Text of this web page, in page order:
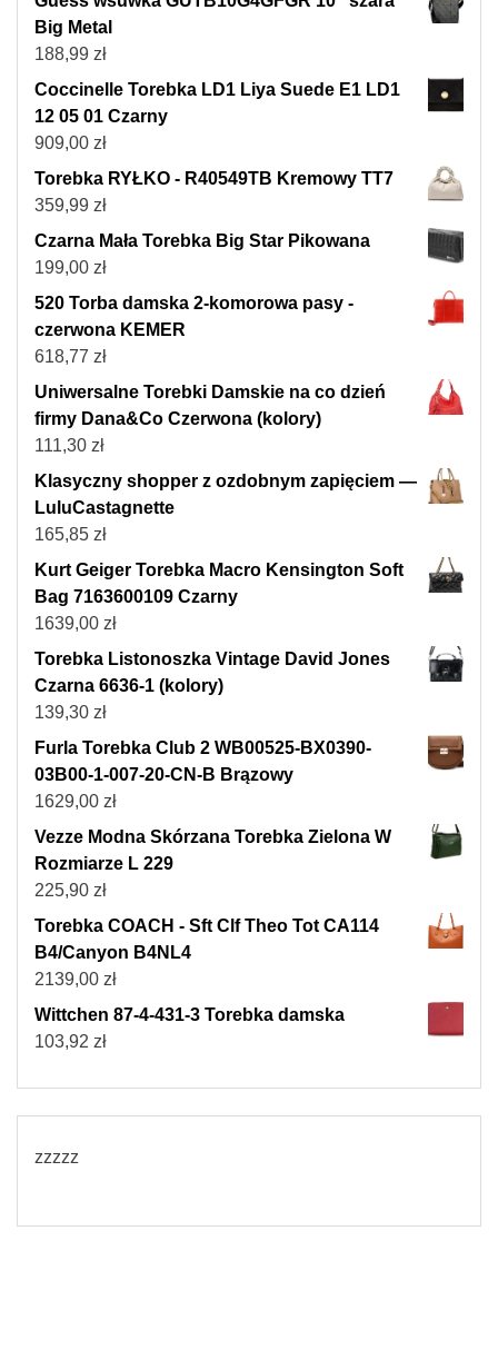
Big Metal
188,99 zł
Coccinelle Torebka LD1 Liya Suede E1 LD1
12 05 01 Czarny
909,00 zł
Torebka RYŁKO - R40549TB Kremowy TT7
359,99 zł
Czarna Mała Torebka Big Star Pikowana
199,00 zł
520 Torba damska 2-komorowa pasy -
czerwona KEMER
618,77 zł
Uniwersalne Torebki Damskie na co dzień
firmy Dana&Co Czerwona (kolory)
111,30 zł
Klasyczny shopper z ozdobnym zapięciem —
LuluCastagnette
165,85 zł
Kurt Geiger Torebka Macro Kensington Soft
Bag 7163600109 Czarny
1639,00 zł
Torebka Listonoszka Vintage David Jones
Czarna 6636-1 (kolory)
139,30 zł
Furla Torebka Club 2 WB00525-BX0390-
03B00-1-007-20-CN-B Brązowy
1629,00 zł
Vezze Modna Skórzana Torebka Zielona W
Rozmiarze L 229
225,90 zł
Torebka COACH - Sft Clf Theo Tot CA114
B4/Canyon B4NL4
2139,00 zł
Wittchen 87-4-431-3 Torebka damska
103,92 zł
zzzzz